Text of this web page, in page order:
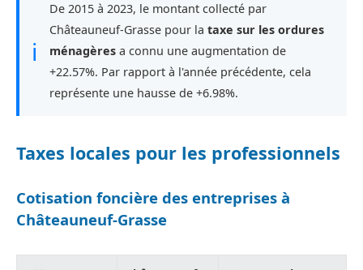
ℹ
De 2015 à 2023, le montant collecté par
Châteauneuf-Grasse pour la taxe sur les ordures
ménagères a connu une augmentation de
+22.57%. Par rapport à l'année précédente, cela
représente une hausse de +6.98%.
Taxes locales pour les professionnels
Cotisation foncière des entreprises à
Châteauneuf-Grasse